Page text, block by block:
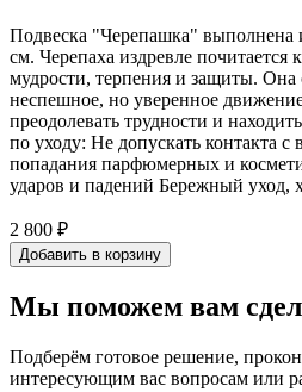
Подвеска "Черепашка" выполнена
см. Черепаха издревле почитается
мудрости, терпения и защиты. Она
неспешное, но уверенное
преодолевать трудности и
по уходу: Не допускать контакта с
попадания парфюмерных и
ударов и падений Бережный уход,
2 800 ₽
Добавить в корзину
Мы поможем вам
Подберём готовое решение,
интересующим вас вопросам или